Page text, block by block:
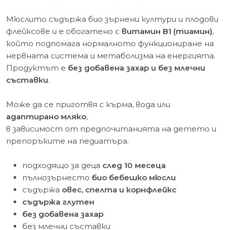
Мюслито съдържа био зърнени култури и плодови
флейксове и е обогатено с витамин B1 (тиамин),
който подпомага нормалното функциониране на
нервната система и метаболизма на енергията.
Продуктът е без добавена захар и без млечни
съставки.
Може да се приготвя с кърма, вода или
адаптирано мляко,
в зависимост от предпочитанията на детето и
препоръките на педиатъра.
подходящо за деца след 10 месеца
пълнозърнесто био бебешко мюсли
съдържа овес, спелта и корнфлейкс
съдържа глутен
без добавена захар
без млечни съставки